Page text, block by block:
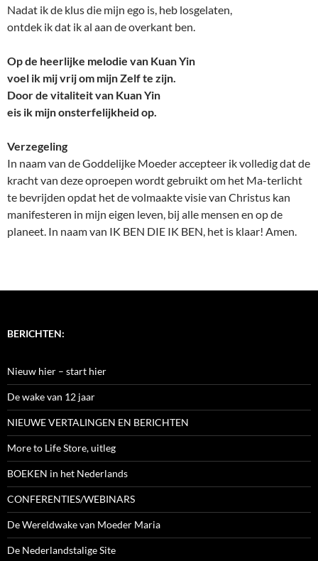
Nadat ik de klus die mijn ego is, heb losgelaten,
ontdek ik dat ik al aan de overkant ben.
Op de heerlijke melodie van Kuan Yin
voel ik mij vrij om mijn Zelf te zijn.
Door de vitaliteit van Kuan Yin
eis ik mijn onsterfelijkheid op.
Verzegeling
In naam van de Goddelijke Moeder accepteer ik volledig dat de
kracht van deze oproepen wordt gebruikt om het Ma-terlicht
te bevrijden opdat het de volmaakte visie van Christus kan
manifesteren in mijn eigen leven, bij alle mensen en op de
planeet. In naam van IK BEN DIE IK BEN, het is klaar! Amen.
BERICHTEN:
Nieuw hier – start hier
De wake van 12 jaar
NIEUWE VERTALINGEN EN BERICHTEN
More to Life Store, uitleg
BOEKEN in het Nederlands
CONFERENTIES/WEBINARS
De Wereldwake van Moeder Maria
De Nederlandstalige Site